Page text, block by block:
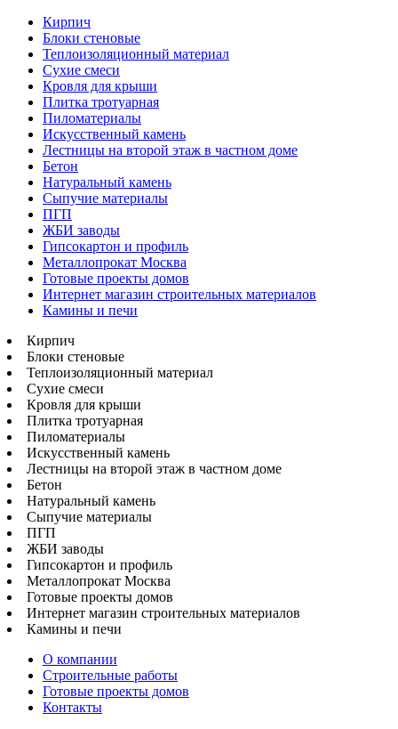
Кирпич
Блоки стеновые
Теплоизоляционный материал
Сухие смеси
Кровля для крыши
Плитка тротуарная
Пиломатериалы
Искусственный камень
Лестницы на второй этаж в частном доме
Бетон
Натуральный камень
Сыпучие материалы
ПГП
ЖБИ заводы
Гипсокартон и профиль
Металлопрокат Москва
Готовые проекты домов
Интернет магазин строительных материалов
Камины и печи
Кирпич
Блоки стеновые
Теплоизоляционный материал
Сухие смеси
Кровля для крыши
Плитка тротуарная
Пиломатериалы
Искусственный камень
Лестницы на второй этаж в частном доме
Бетон
Натуральный камень
Сыпучие материалы
ПГП
ЖБИ заводы
Гипсокартон и профиль
Металлопрокат Москва
Готовые проекты домов
Интернет магазин строительных материалов
Камины и печи
О компании
Строительные работы
Готовые проекты домов
Контакты